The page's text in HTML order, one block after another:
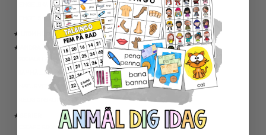
ENGELSKA HÖGFREKVENTA ORD
ENGELSK MUNTLIGA FÄRDIGHET
★ UTOMHUSPEDAGOGIK
★ ANDRA ÄMNEN
SOCIALA FÄRDIGHETER
SAMHÄLLSKUNSKAP
NATURVETENSKAP
RELIGIONSKUNSKAP
★ SERIER
ESCAPE ROOMS